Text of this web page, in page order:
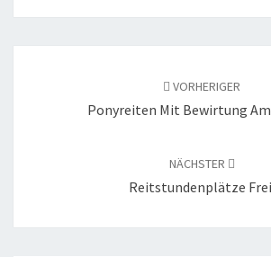
VORHERIGER
Ponyreiten Mit Bewirtung
NÄCHSTER
Reitstundenplätze